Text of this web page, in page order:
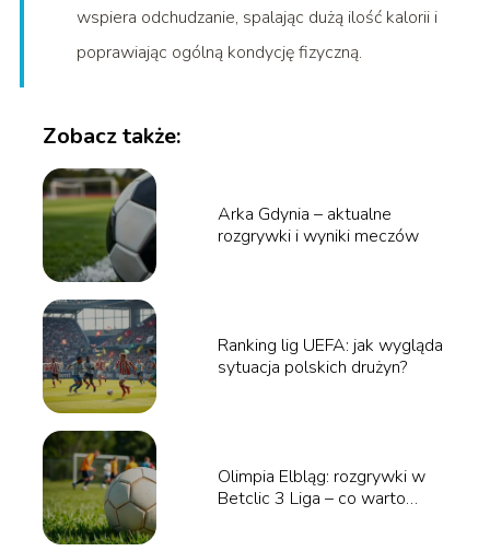
wspiera odchudzanie, spalając dużą ilość kalorii i
poprawiając ogólną kondycję fizyczną.
Zobacz także:
Arka Gdynia – aktualne
rozgrywki i wyniki meczów
Ranking lig UEFA: jak wygląda
sytuacja polskich drużyn?
Olimpia Elbląg: rozgrywki w
Betclic 3 Liga – co warto